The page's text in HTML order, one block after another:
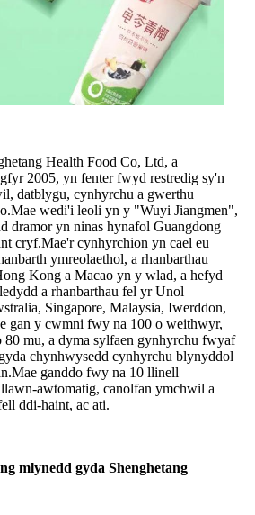
Health Food Co, Ltd, a
2005, yn fenter fwyd restredig sy'n
datblygu, cynhyrchu a gwerthu
wedi'i leoli yn y "Wuyi Jiangmen",
dramor yn ninas hynafol Guangdong
cryf.Mae'r cynhyrchion yn cael eu
ymreolaethol, a rhanbarthau
Kong a Macao yn y wlad, a hefyd
a rhanbarthau fel yr Unol
Singapore, Malaysia, Iwerddon,
gan y cwmni fwy na 100 o weithwyr,
80 mu, a dyma sylfaen gynhyrchu fwyaf
chynhwysedd cynhyrchu blynyddol
ganddo fwy na 10 llinell
awtomatig, canolfan ymchwil a
ddi-haint, ac ati.
mlynedd gyda Shenghetang